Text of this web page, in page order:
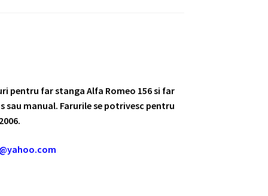
pentru far stanga Alfa Romeo 156 si far
manual. Farurile se potrivesc pentru